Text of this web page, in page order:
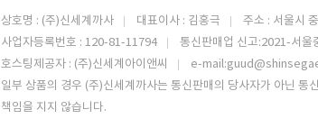
상호명 : (주)신세계까사 대표이사 : 김홍극 주소 : 서울시
사업자등록번호 : 120-81-11794
통신판매업 신고:2021-서울
호스팅제공자 : (주)신세계아이앤씨
e-
일부 상품의 경우 (주)신세계까사는 통신판매의 당사자가 아닌
책임을 지지 않습니다.